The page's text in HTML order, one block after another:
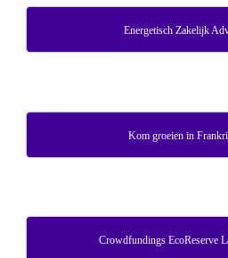
Energetisch Zakelijk
Kom groeien in
Crowdfundings EcoReserve